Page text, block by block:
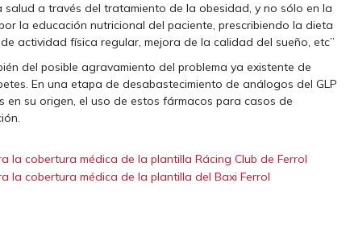
a través del tratamiento de la obesidad, y no sólo en la
la educación nutricional del paciente, prescribiendo la dieta
actividad física regular, mejora de la calidad del sueño, etc”
del posible agravamiento del problema ya existente de
En una etapa de desabastecimiento de análogos del GLP
su origen, el uso de estos fármacos para casos de
la cobertura médica de la plantilla Rácing Club de Ferrol
la cobertura médica de la plantilla del Baxi Ferrol